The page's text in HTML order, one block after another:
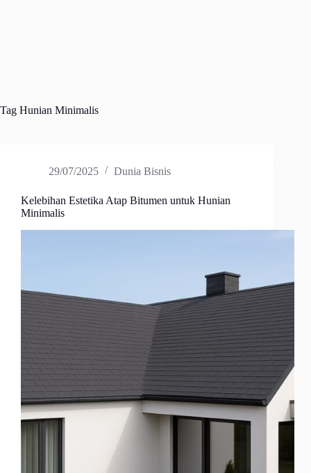
Tag Hunian Minimalis
29/07/2025 Dunia Bisnis
Kelebihan Estetika Atap Bitumen untuk Hunian
Minimalis